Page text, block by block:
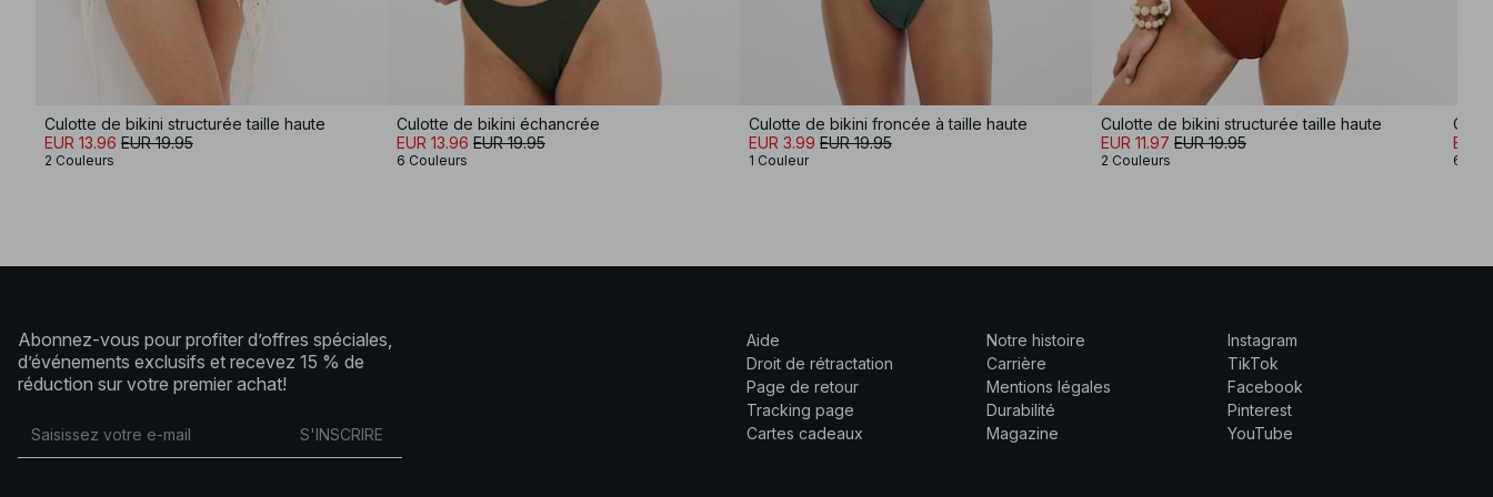
Culotte de bikini structurée taille haute
EUR 13.96 EUR 19.95
2 Couleurs
Culotte de bikini échancrée
EUR 13.96 EUR 19.95
6 Couleurs
Culotte de bikini froncée à taille haute
EUR 3.99 EUR 19.95
1 Couleur
Culotte de bikini structurée taille haute
EUR 11.97 EUR 19.95
2 Couleurs
EUR
6
Abonnez-vous pour profiter d’offres spéciales,
d’événements exclusifs et recevez 15 % de
réduction sur votre premier achat!
S'INSCRIRE
Aide
Droit de rétractation
Page de retour
Tracking page
Cartes cadeaux
Notre histoire
Carrière
Mentions légales
Durabilité
Magazine
Instagram
TikTok
Facebook
Pinterest
YouTube